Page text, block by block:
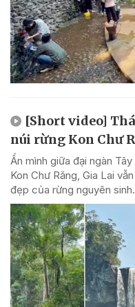
[Short video]
núi rừng Kon Chư
Ẩn mình giữa đại ngàn
Kon Chư Răng, Gia Lai
đẹp của rừng nguyên sinh.